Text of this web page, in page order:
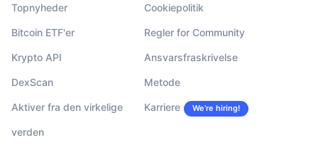
Topnyheder
Bitcoin ETF'er
Krypto API
DexScan
Aktiver fra den virkelige
verden
Cookiepolitik
Regler for Community
Ansvarsfraskrivelse
Metode
Karriere We’re hiring!